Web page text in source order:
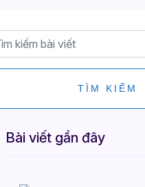
TÌM KIẾM
Bài viết gần đây